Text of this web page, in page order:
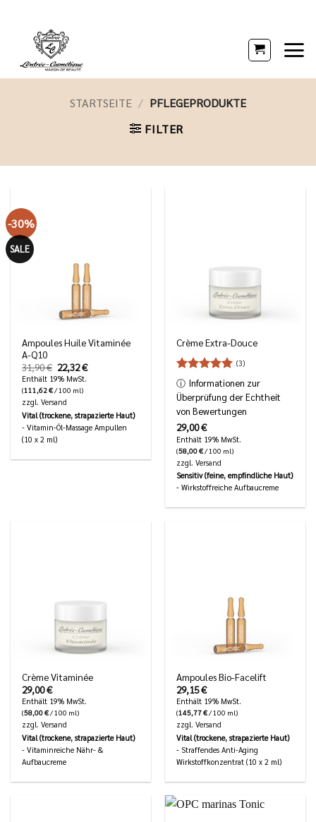
springen
STARTSEITE / PFLEGEPRODUKTE
FILTER
-30%
SALE
Ampoules Huile Vitaminée
A-Q10
31,90€ Ursprünglicher
Preis
war:
31,90 €
22,32€Aktueller
Preis
Enthält 19% MwSt.
(111,62€/ 100 ml)
zzgl.Versand
Vital (trockene, strapazierte Haut)
- Vitamin-Öl-Massage Ampullen
(10 x 2 ml)
Crème Extra-Douce
Bewertet
mit 5
5
ⓘ Informationen zur
Überprüfung der Echtheit
von Bewertungen
(3)
29,00€
Enthält 19% MwSt.
(58,00€/ 100 ml)
zzgl.Versand
Sensitiv (feine, empfindliche Haut)
- Wirkstoffreiche Aufbaucreme
Crème Vitaminée
29,00€
Enthält 19% MwSt.
(58,00€/ 100 ml)
zzgl.Versand
Vital (trockene, strapazierte Haut)
- Vitaminreiche Nähr- &
Aufbaucreme
Ampoules Bio-Facelift
29,15€
Enthält 19% MwSt.
(145,77€/ 100 ml)
zzgl.Versand
Vital (trockene, strapazierte Haut)
- Straffendes Anti-Aging
Wirkstoffkonzentrat (10 x 2 ml)